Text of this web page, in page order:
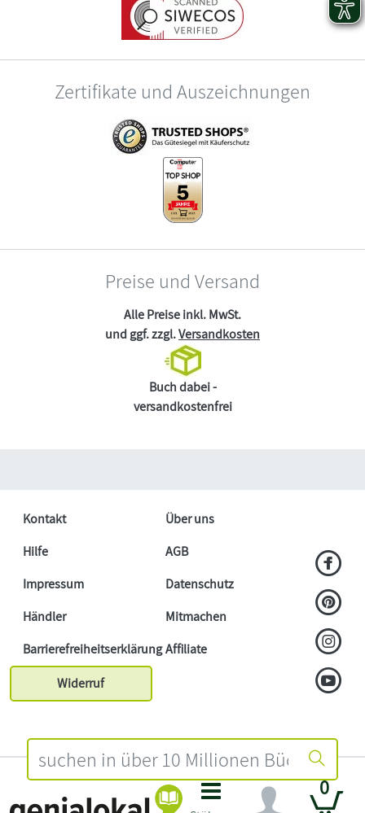
0
Zertifikate und Auszeichnungen
Preise und Versand
Alle Preise inkl. MwSt.
und ggf. zzgl.Versandkosten
Buch dabei -
versandkostenfrei
Kontakt
Über uns
Hilfe
AGB
Impressum
Datenschutz
Händler
Mitmachen
BarrierefreiheitserklärungAffiliate
Widerruf